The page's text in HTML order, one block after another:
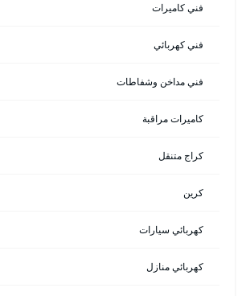
فني كاميرات
فني كهربائي
فني مداخن وشفاطات
كاميرات مراقبة
كراج متنقل
كرين
كهربائي سيارات
كهربائي منازل